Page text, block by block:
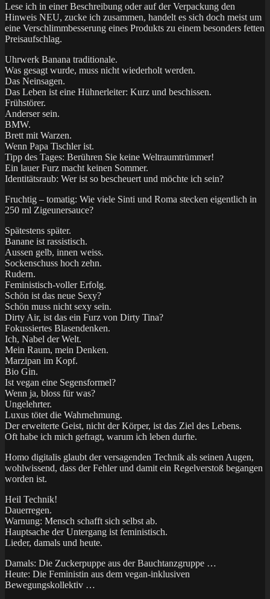
Lese ich in einer Beschreibung oder auf der Verpackung den
Hinweis NEU, zucke ich zusammen, handelt es sich doch meist um
eine Verschlimmbesserung eines Produkts zu einem besonders fetten
Preisaufschlag.
Uhrwerk Banana traditionale.
Was gesagt wurde, muss nicht wiederholt werden.
Das Neinsagen.
Das Leben ist eine Hühnerleiter: Kurz und beschissen.
Frühstörer.
Anderser sein.
BMW.
Brett mit Warzen.
Wenn Papa Tischler ist.
Tipp des Tages: Berühren Sie keine Weltraumtrümmer!
Ein lauer Furz macht keinen Sommer.
Identitätsraub: Wer ist so bescheuert und möchte ich sein?
Fruchtig – tomatig: Wie viele Sinti und Roma stecken eigentlich in
250 ml Zigeunersauce?
Spätestens später.
Banane ist rassistisch.
Aussen gelb, innen weiss.
Sockenschuss hoch zehn.
Rudern.
Feministisch-voller Erfolg.
Schön ist das neue Sexy?
Schön muss nicht sexy sein.
Dirty Air, ist das ein Furz von Dirty Tina?
Fokussiertes Blasendenken.
Ich, Nabel der Welt.
Mein Raum, mein Denken.
Marzipan im Kopf.
Bio Gin.
Ist vegan eine Segensformel?
Wenn ja, bloss für was?
Ungelehrter.
Luxus tötet die Wahrnehmung.
Der erweiterte Geist, nicht der Körper, ist das Ziel des Lebens.
Oft habe ich mich gefragt, warum ich leben durfte.
Homo digitalis glaubt der versagenden Technik als seinen Augen,
wohlwissend, dass der Fehler und damit ein Regelverstoß begangen
worden ist.
Heil Technik!
Dauerregen.
Warnung: Mensch schafft sich selbst ab.
Hauptsache der Untergang ist feministisch.
Lieder, damals und heute.
Damals: Die Zuckerpuppe aus der Bauchtanzgruppe …
Heute: Die Feministin aus dem vegan-inklusiven
Bewegungskollektiv …